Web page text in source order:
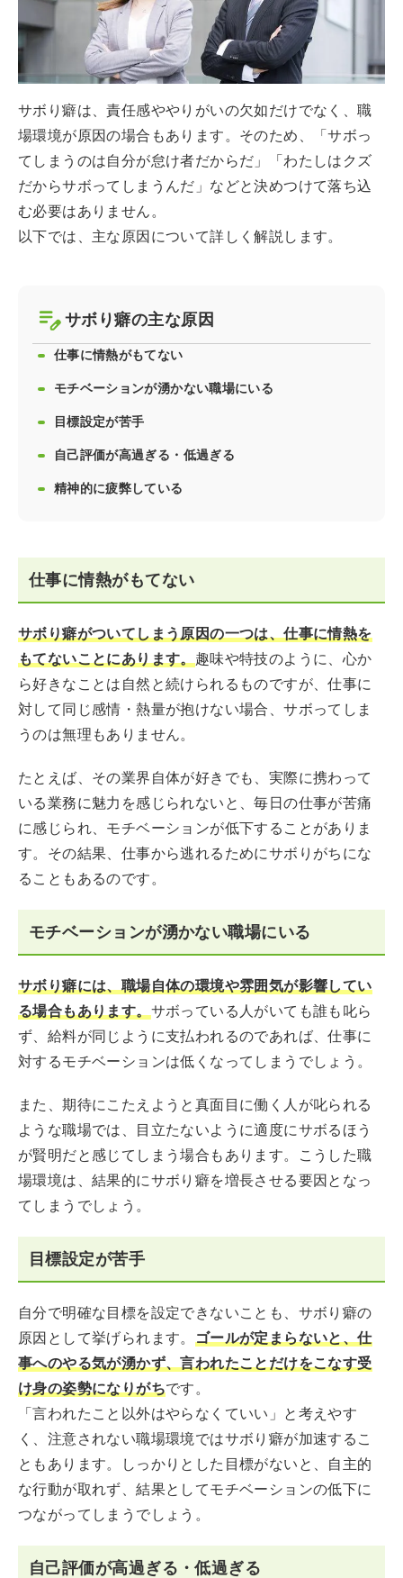
サボり癖は、責任感ややりがいの欠如だけでなく、職
場環境が原因の場合もあります。そのため、「サボっ
てしまうのは自分が怠け者だからだ」「わたしはクズ
だからサボってしまうんだ」などと決めつけて落ち込
む必要はありません。
以下では、主な原因について詳しく解説します。
サボり癖の主な原因
仕事に情熱がもてない
モチベーションが湧かない職場にいる
目標設定が苦手
自己評価が高過ぎる・低過ぎる
精神的に疲弊している
仕事に情熱がもてない
サボり癖がついてしまう原因の一つは、仕事に情熱を
もてないことにあります。 趣味や特技のように、心か
ら好きなことは自然と続けられるものですが、仕事に
対して同じ感情・熱量が抱けない場合、サボってしま
うのは無理もありません。
たとえば、その業界自体が好きでも、実際に携わって
いる業務に魅力を感じられないと、毎日の仕事が苦痛
に感じられ、モチベーションが低下することがありま
す。その結果、仕事から逃れるためにサボりがちにな
ることもあるのです。
モチベーションが湧かない職場にいる
サボり癖には、職場自体の環境や雰囲気が影響してい
る場合もあります。 サボっている人がいても誰も叱ら
ず、給料が同じように支払われるのであれば、仕事に
対するモチベーションは低くなってしまうでしょう。
また、期待にこたえようと真面目に働く人が叱られる
ような職場では、目立たないように適度にサボるほう
が賢明だと感じてしまう場合もあります。こうした職
場環境は、結果的にサボり癖を増長させる要因となっ
てしまうでしょう。
目標設定が苦手
自分で明確な目標を設定できないことも、サボり癖の
原因として挙げられます。
ゴールが定まらないと、仕
事へのやる気が湧かず、言われたことだけをこなす受
け身の姿勢になりがちです。
「言われたこと以外はやらなくていい」と考えやす
く、注意されない職場環境ではサボり癖が加速するこ
ともあります。しっかりとした目標がないと、自主的
な行動が取れず、結果としてモチベーションの低下に
つながってしまうでしょう。
自己評価が高過ぎる・低過ぎる